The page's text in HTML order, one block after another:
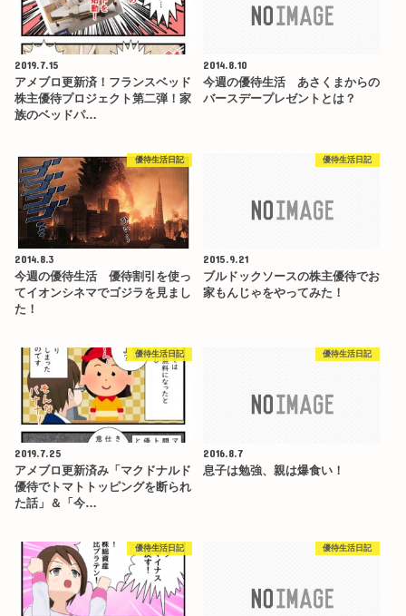
2019.7.15
アメブロ更新済！フランスベッド
株主優待プロジェクト第二弾！家
族のベッドパ…
2014.8.10
今週の優待生活 あさくまからの
バースデープレゼントとは？
優待生活日記
2014.8.3
今週の優待生活 優待割引を使っ
てイオンシネマでゴジラを見まし
た！
優待生活日記
2015.9.21
ブルドックソースの株主優待でお
家もんじゃをやってみた！
優待生活日記
2019.7.25
アメブロ更新済み「マクドナルド
優待でトマトトッピングを断られ
た話」＆「今…
優待生活日記
2016.8.7
息子は勉強、親は爆食い！
優待生活日記 優待生活日記